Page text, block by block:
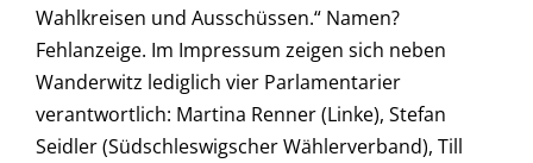
Wahlkreisen und Ausschüssen.“ Namen?
Fehlanzeige. Im Impressum zeigen sich neben
Wanderwitz lediglich vier Parlamentarier
verantwortlich: Martina Renner (Linke), Stefan
Seidler (Südschleswigscher Wählerverband), Till